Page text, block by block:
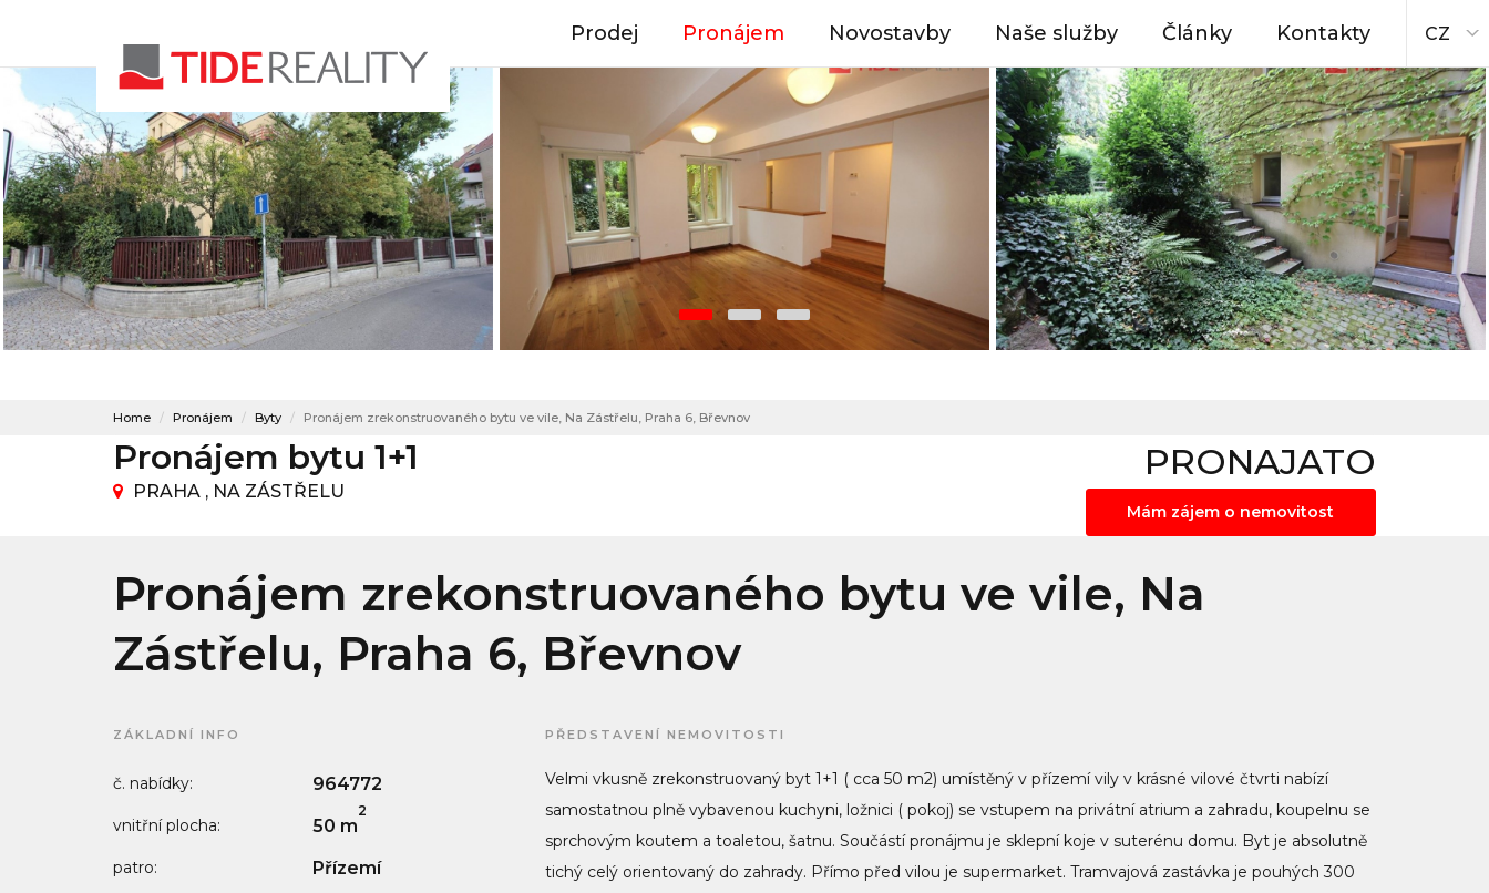
Prodej Pronájem Novostavby Naše služby Články Kontakty CZ
Home Pronájem Byty Pronájem zrekonstruovaného bytu ve vile, Na Zástřelu, Praha 6, Břevnov
Pronájem bytu 1+1
PRAHA , NA ZÁSTŘELU
PRONAJATO
Mám zájem o nemovitost
Pronájem zrekonstruovaného bytu ve vile, Na
Zástřelu, Praha 6, Břevnov
ZÁKLADNÍ INFO
č. nabídky: 964772
vnitřní plocha: 50 m
2
patro: Přízemí
PŘEDSTAVENÍ NEMOVITOSTI
Velmi vkusně zrekonstruovaný byt 1+1 ( cca 50 m2) umístěný v přízemí vily v krásné vilové čtvrti nabízí
samostatnou plně vybavenou kuchyni, ložnici ( pokoj) se vstupem na privátní atrium a zahradu, koupelnu se
sprchovým koutem a toaletou, šatnu. Součástí pronájmu je sklepní koje v suterénu domu. Byt je absolutně
tichý celý orientovaný do zahrady. Přímo před vilou je supermarket. Tramvajová zastávka je pouhých 300